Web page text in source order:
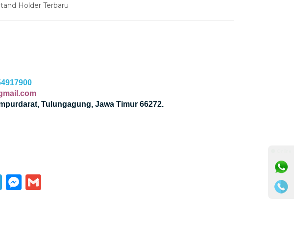
Holder Terbaru
Tulungagung, Jawa Timur 66272.
Telegram
Messenger